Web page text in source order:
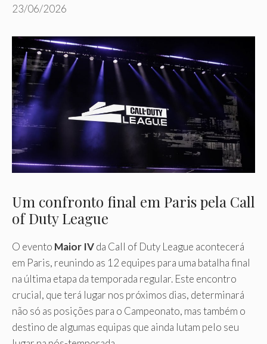
23/06/2026
Um confronto final em Paris pela Call
of Duty League
O evento Maior IVda Call of Duty League acontecerá
em Paris, reunindo as 12 equipes para uma batalha final
na última etapa da temporada regular. Este encontro
crucial, que terá lugar nos próximos dias, determinará
não só as posições para o Campeonato, mas também o
destino de algumas equipas que ainda lutam pelo seu